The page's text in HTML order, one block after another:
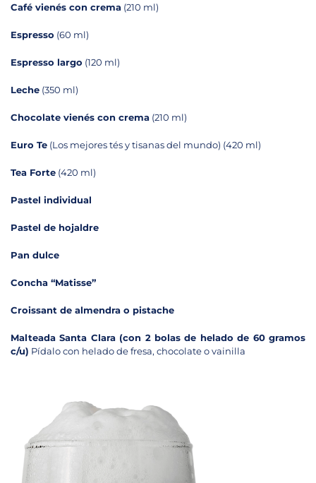
Café vienés con crema (210 ml)
Espresso (60 ml)
Espresso largo (120 ml)
Leche (350 ml)
Chocolate vienés con crema (210 ml)
Euro Te (Los mejores tés y tisanas del mundo) (420 ml)
Tea Forte (420 ml)
Pastel individual
Pastel de hojaldre
Pan dulce
Concha “Matisse”
Croissant de almendra o pistache
Malteada Santa Clara (con 2 bolas de helado de 60 gramos
c/u) Pídalo con helado de fresa, chocolate o vainilla